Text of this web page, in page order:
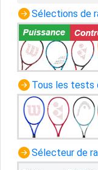
Sélections de
Tous les tests
Sélecteur de